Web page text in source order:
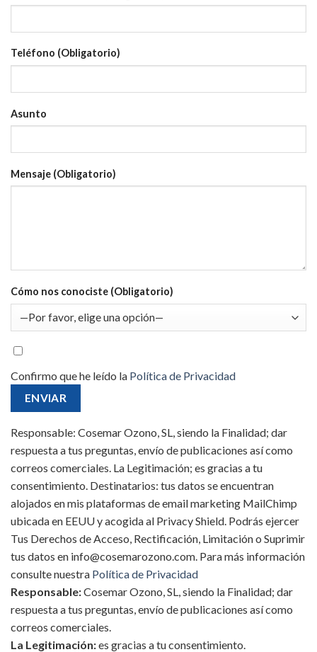
Teléfono (Obligatorio)
Asunto
Mensaje (Obligatorio)
Cómo nos conociste (Obligatorio)
Confirmo que he leído la Política de Privacidad
Responsable: Cosemar Ozono, SL, siendo la Finalidad; dar
respuesta a tus preguntas, envío de publicaciones así como
correos comerciales. La Legitimación; es gracias a tu
consentimiento. Destinatarios: tus datos se encuentran
alojados en mis plataformas de email marketing MailChimp
ubicada en EEUU y acogida al Privacy Shield. Podrás ejercer
Tus Derechos de Acceso, Rectificación, Limitación o Suprimir
tus datos en info@cosemarozono.com. Para más información
consulte nuestra Política de Privacidad
Responsable:Cosemar Ozono, SL, siendo la Finalidad; dar
respuesta a tus preguntas, envío de publicaciones así como
correos comerciales.
La Legitimación:es gracias a tu consentimiento.